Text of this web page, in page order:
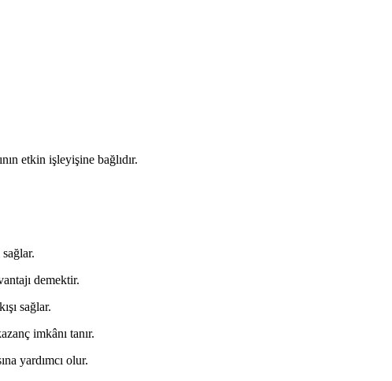
etkin işleyişine bağlıdır.
demektir.
sağlar.
imkânı tanır.
yardımcı olur.